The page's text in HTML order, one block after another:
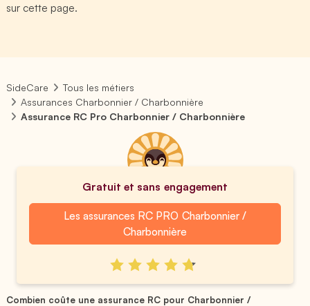
sur cette page.
SideCare
Tous les métiers
Assurances Charbonnier / Charbonnière
Assurance RC Pro Charbonnier / Charbonnière
Gratuit et sans engagement
Les assurances RC PRO Charbonnier /
Charbonnière
Combien coûte une assurance RC pour Charbonnier /